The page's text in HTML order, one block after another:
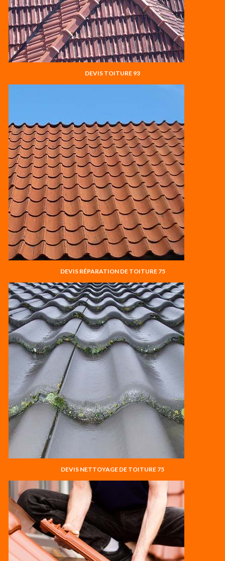
DEVIS TOITURE 93
DEVIS RÉPARATION DE TOITURE 75
DEVIS NETTOYAGE DE TOITURE 75